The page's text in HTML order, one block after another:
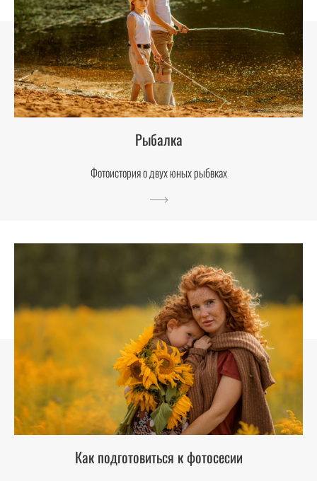
Рыбалка
Фотоистория о двух юных рыбвках
Как подготовиться к фотосесии